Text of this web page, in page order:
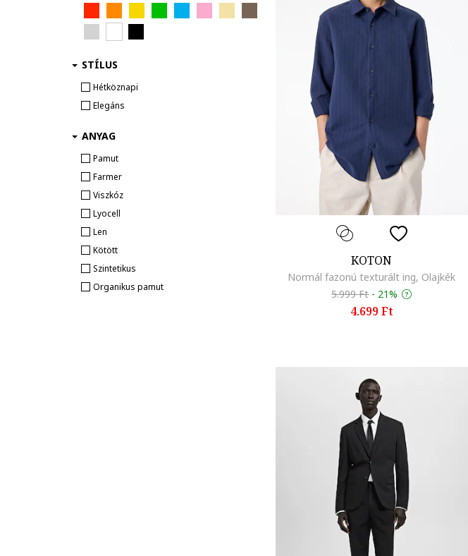
KOTON
Normál fazonú texturált ing, Olajkék
5.999 Ft - 21%
4.699 Ft
KVL by KENVELO
Mango
Marks & Spencer
OMBRE
Under Armour
STÍLUS
Hétköznapi
Elegáns
ANYAG
Pamut
Farmer
Viszkóz
Lyocell
Len
Kötött
Szintetikus
Organikus pamut